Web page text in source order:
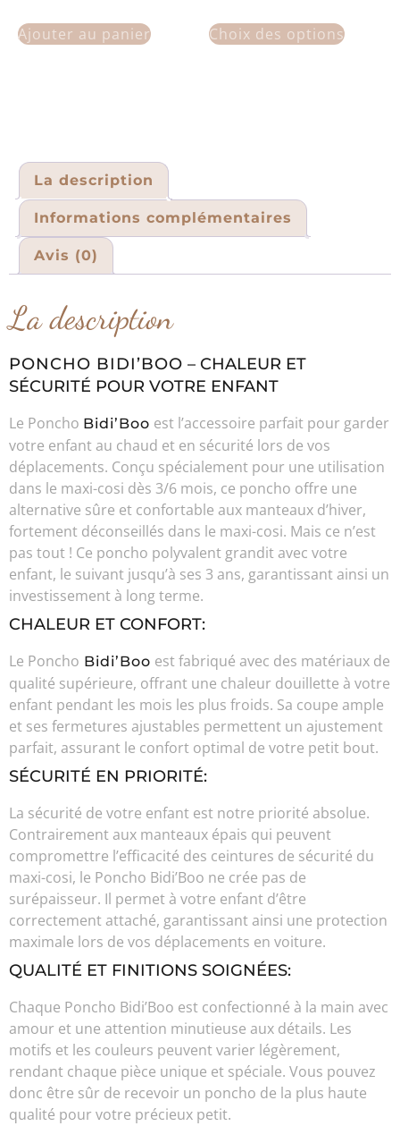
Ajouter au panier Choix des options
La description
Informations complémentaires
Avis (0)
La description
PONCHO BIDI’BOO – CHALEUR ET
SÉCURITÉ POUR VOTRE ENFANT
Le Poncho Bidi’Boo est l’accessoire parfait pour garder
votre enfant au chaud et en sécurité lors de vos
déplacements. Conçu spécialement pour une utilisation
dans le maxi-cosi dès 3/6 mois, ce poncho offre une
alternative sûre et confortable aux manteaux d’hiver,
fortement déconseillés dans le maxi-cosi. Mais ce n’est
pas tout ! Ce poncho polyvalent grandit avec votre
enfant, le suivant jusqu’à ses 3 ans, garantissant ainsi un
investissement à long terme.
CHALEUR ET CONFORT:
Le Poncho Bidi’Boo est fabriqué avec des matériaux de
qualité supérieure, offrant une chaleur douillette à votre
enfant pendant les mois les plus froids. Sa coupe ample
et ses fermetures ajustables permettent un ajustement
parfait, assurant le confort optimal de votre petit bout.
SÉCURITÉ EN PRIORITÉ:
La sécurité de votre enfant est notre priorité absolue.
Contrairement aux manteaux épais qui peuvent
compromettre l’efficacité des ceintures de sécurité du
maxi-cosi, le Poncho Bidi’Boo ne crée pas de
surépaisseur. Il permet à votre enfant d’être
correctement attaché, garantissant ainsi une protection
maximale lors de vos déplacements en voiture.
QUALITÉ ET FINITIONS SOIGNÉES:
Chaque Poncho Bidi’Boo est confectionné à la main avec
amour et une attention minutieuse aux détails. Les
motifs et les couleurs peuvent varier légèrement,
rendant chaque pièce unique et spéciale. Vous pouvez
donc être sûr de recevoir un poncho de la plus haute
qualité pour votre précieux petit.